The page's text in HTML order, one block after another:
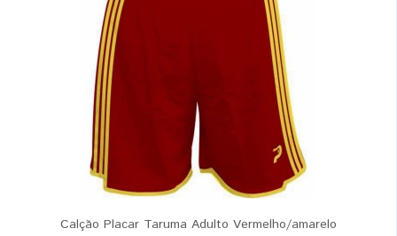
Calção Placar Taruma Adulto Vermelho/amarelo